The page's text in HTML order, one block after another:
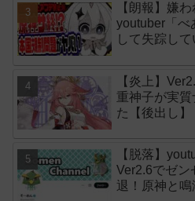
【朗報】嫌
youtuber「べ
して失踪して
【炎上】
重神子が実
た【後出し】
【脱落】
Ver2.6でゼン
退！原神と鳴